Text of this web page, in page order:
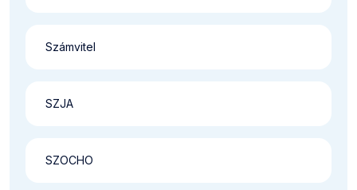
Számvitel
SZJA
SZOCHO